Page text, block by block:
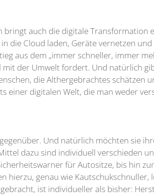
auch die digitale Transformation
die Cloud laden, Geräte vernetzen
aus dem „immer schneller, immer
der Umwelt fordert. Und natürlich
die Althergebrachtes
einer digitalen Welt, die man weder
Und natürlich möchten sie
dazu sind individuell verschieden
für Autositze, bis hin
hierzu, genau wie
ist individueller als bisher: